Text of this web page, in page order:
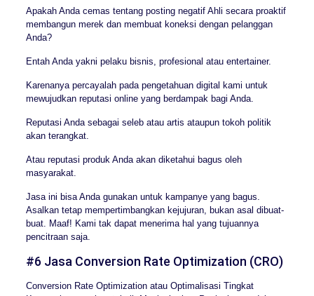
Apakah Anda cemas tentang posting negatif Ahli secara proaktif
membangun merek dan membuat koneksi dengan pelanggan
Anda?
Entah Anda yakni pelaku bisnis, profesional atau entertainer.
Karenanya percayalah pada pengetahuan digital kami untuk
mewujudkan reputasi online yang berdampak bagi Anda.
Reputasi Anda sebagai seleb atau artis ataupun tokoh politik
akan terangkat.
Atau reputasi produk Anda akan diketahui bagus oleh
masyarakat.
Jasa ini bisa Anda gunakan untuk kampanye yang bagus.
Asalkan tetap mempertimbangkan kejujuran, bukan asal dibuat-
buat. Maaf! Kami tak dapat menerima hal yang tujuannya
pencitraan saja.
#6 Jasa Conversion Rate Optimization (CRO)
Conversion Rate Optimization atau Optimalisasi Tingkat